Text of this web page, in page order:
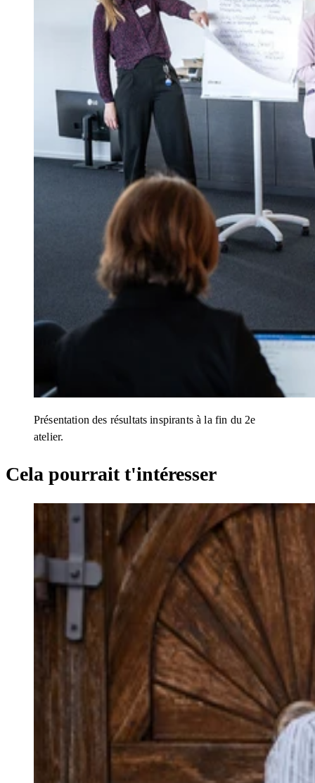
Présentation des résultats inspirants à la fin du 2e
atelier.
Cela pourrait t'intéresser